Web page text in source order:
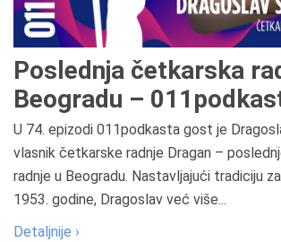
Poslednja četkarska
Beogradu –
U 74. epizodi 011podkasta gost je
vlasnik četkarske radnje Dragan –
radnje u Beogradu. Nastavljajući tradiciju
1953. godine, Dragoslav već više...
Detaljnije ›